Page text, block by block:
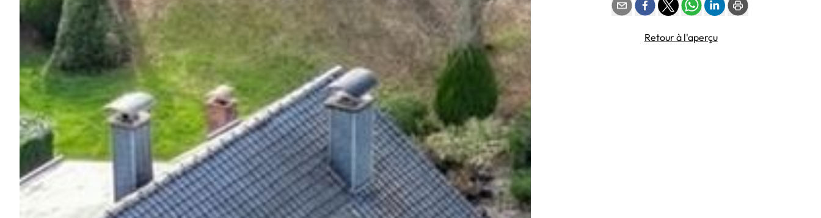
Retour à l'aperçu